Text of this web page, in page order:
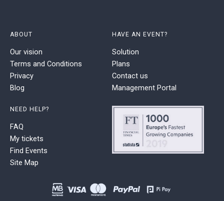
ABOUT
Our vision
Terms and Conditions
Privacy
Blog
HAVE AN EVENT?
Solution
Plans
Contact us
Management Portal
NEED HELP?
FAQ
My tickets
Find Events
Site Map